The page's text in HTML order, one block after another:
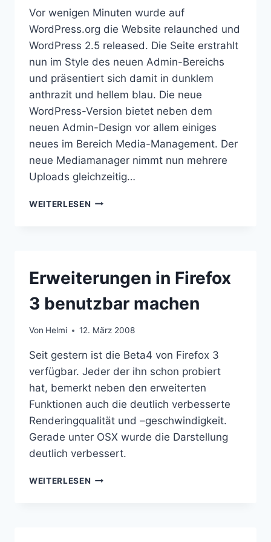
Vor wenigen Minuten wurde auf
WordPress.org die Website relaunched und
WordPress 2.5 released. Die Seite erstrahlt
nun im Style des neuen Admin-Bereichs
und präsentiert sich damit in dunklem
anthrazit und hellem blau. Die neue
WordPress-Version bietet neben dem
neuen Admin-Design vor allem einiges
neues im Bereich Media-Management. Der
neue Mediamanager nimmt nun mehrere
Uploads gleichzeitig…
WEITERLESEN WORDPRESS
Erweiterungen in Firefox
3 benutzbar machen
Von Helmi 12. März 2008
Seit gestern ist die Beta4 von Firefox 3
verfügbar. Jeder der ihn schon probiert
hat, bemerkt neben den erweiterten
Funktionen auch die deutlich verbesserte
Renderingqualität und –geschwindigkeit.
Gerade unter OSX wurde die Darstellung
deutlich verbessert.
WEITERLESEN ERWEITERUNGEN